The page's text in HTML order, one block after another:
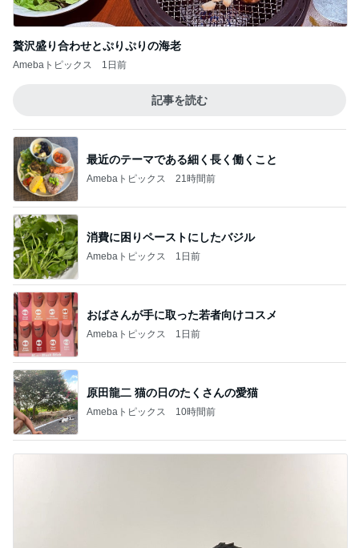
贅沢盛り合わせとぷりぷりの海老
Amebaトピックス 1日前
記事を読む
最近のテーマである細く長く働くこと
Amebaトピックス 21時間前
消費に困りペーストにしたバジル
Amebaトピックス 1日前
おばさんが手に取った若者向けコスメ
Amebaトピックス 1日前
原田龍二 猫の日のたくさんの愛猫
Amebaトピックス 10時間前